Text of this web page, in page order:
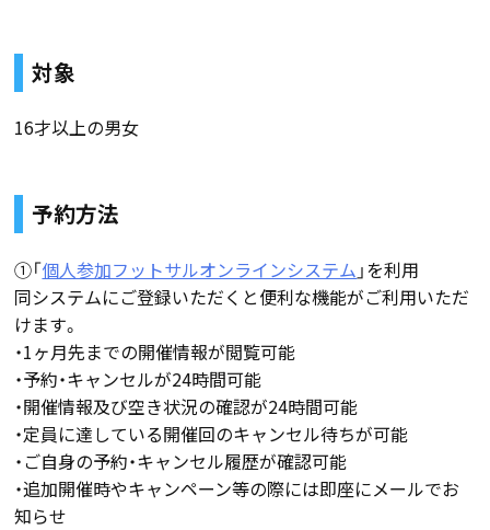
対象
16才以上の男女
予約方法
①「個人参加フットサルオンラインシステム 」を利用
同システムにご登録いただくと便利な機能がご利用いただ
けます。
・1ヶ月先までの開催情報が閲覧可能
・予約・キャンセルが24時間可能
・開催情報及び空き状況の確認が24時間可能
・定員に達している開催回のキャンセル待ちが可能
・ご自身の予約・キャンセル履歴が確認可能
・追加開催時やキャンペーン等の際には即座にメールでお
知らせ